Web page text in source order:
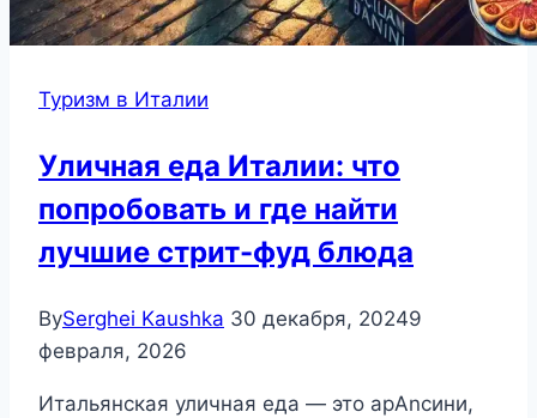
Туризм в Италии
Уличная еда Италии: что
попробовать и где найти
лучшие стрит-фуд блюда
BySerghei Kaushka 30 декабря, 20249
февраля, 2026
Итальянская уличная еда — это арAncини,